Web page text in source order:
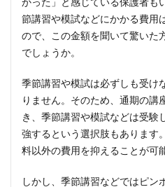
節講習や模試などにかかる費用
ので、この金額を聞いて驚いた
でしょうか。
季節講習や模試は必ずしも受け
りません。そのため、通期の講
き、季節講習や模試などは受験
強するという選択肢もあります
料以外の費用を抑えることが可
しかし、季節講習などではピン